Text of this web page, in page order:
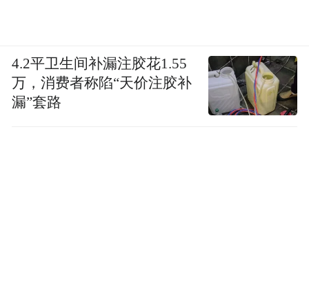
4.2平卫生间补漏注胶花1.55
万，消费者称陷“天价注胶补
漏”套路